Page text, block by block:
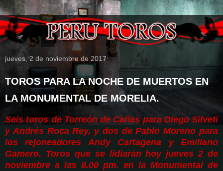
jueves, 2 de noviembre de 2017
TOROS PARA LA NOCHE DE MUERTOS EN
LA MONUMENTAL DE MORELIA.
Seis toros de Torreón de Cañas para Diego Silveti
y Andrés Roca Rey, y dos de Pablo Moreno para
los rejoneadores Andy Cartagena y Emiliano
Gamero. Toros que se lidiarán hoy jueves 2 de
noviembre a las 8.00 pm. en la Monumental de